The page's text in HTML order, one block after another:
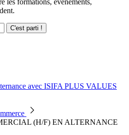
les formations, événements,
C'est parti !
avec ISIFA PLUS VALUES
(H/F) EN ALTERNANCE